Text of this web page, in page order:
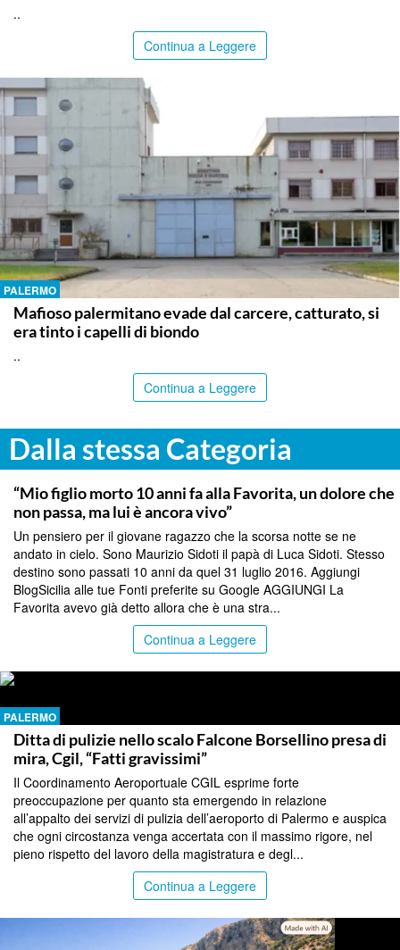
..
Continua a Leggere
PALERMO
Mafioso palermitano evade dal carcere, catturato, si
era tinto i capelli di biondo
..
Continua a Leggere
Dalla stessa Categoria
PALERMO
“Mio figlio morto 10 anni fa alla Favorita, un dolore che
non passa, ma lui è ancora vivo”
Un pensiero per il giovane ragazzo che la scorsa notte se ne
andato in cielo. Sono Maurizio Sidoti il papà di Luca Sidoti. Stesso
destino sono passati 10 anni da quel 31 luglio 2016. Aggiungi
BlogSicilia alle tue Fonti preferite su Google AGGIUNGI La
Favorita avevo già detto allora che è una stra...
Continua a Leggere
PALERMO
Ditta di pulizie nello scalo Falcone Borsellino presa di
mira, Cgil, “Fatti gravissimi”
Il Coordinamento Aeroportuale CGIL esprime forte
preoccupazione per quanto sta emergendo in relazione
all’appalto dei servizi di pulizia dell’aeroporto di Palermo e auspica
che ogni circostanza venga accertata con il massimo rigore, nel
pieno rispetto del lavoro della magistratura e degl...
Continua a Leggere